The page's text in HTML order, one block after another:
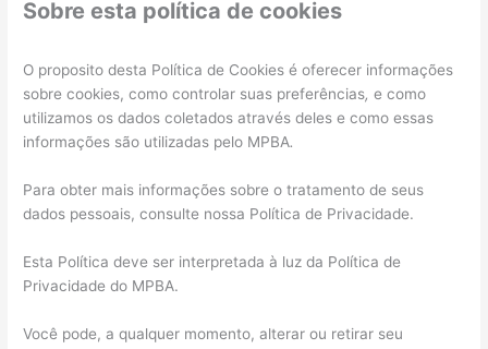
Sobre esta política de cookies
O proposito desta Política de Cookies é oferecer informações
sobre cookies, como controlar suas preferências, e como
utilizamos os dados coletados através deles e como essas
informações são utilizadas pelo MPBA.
Para obter mais informações sobre o tratamento de seus
dados pessoais, consulte nossa Política de Privacidade.
Esta Política deve ser interpretada à luz da Política de
Privacidade do MPBA.
Você pode, a qualquer momento, alterar ou retirar seu